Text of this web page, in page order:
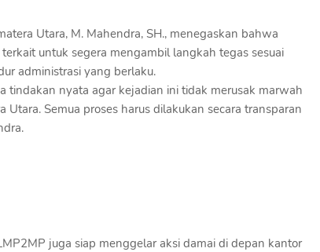
Utara, M. Mahendra, SH., menegaskan bahwa
untuk segera mengambil langkah tegas sesuai
administrasi yang berlaku.
tindakan nyata agar kejadian ini tidak merusak marwah
Utara. Semua proses harus dilakukan secara transparan
juga siap menggelar aksi damai di depan kantor